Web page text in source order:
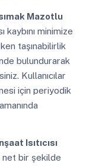
Mazotlu
kaybını minimize
taşınabilirlik
bulundurarak
Kullanıcılar
için periyodik
Isıtıcısı
bir şekilde